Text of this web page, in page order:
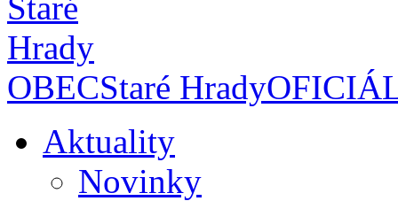
OBECStaré Hrady
Aktuality
Novinky